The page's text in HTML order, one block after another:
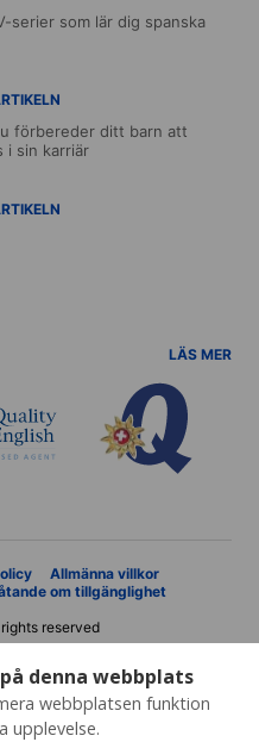
denna webbplats
webbplatsen funktion
upplevelse.
serier som lär dig spanska
förbereder ditt barn att
i sin karriär
LÄS MER
Allmänna villkor
om tillgänglighet
reserved